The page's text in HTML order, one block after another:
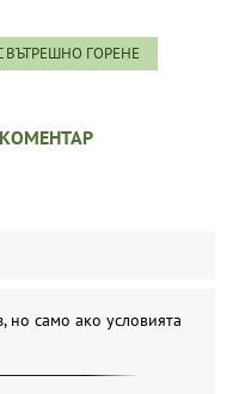
ВЪТРЕШНО ГОРЕНЕ
но само ако условията